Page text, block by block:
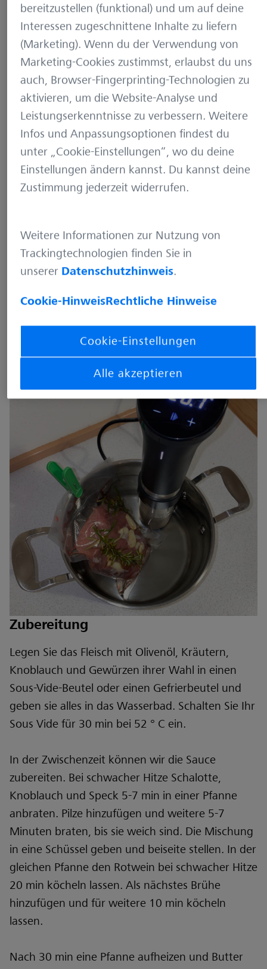
Wildschweinfilet (ca. 300 g)
Frische Kräuter (z.B. Rosmarie)
1 Knoblauchzehe, dünn geschnitten
1 EL Olivenöl
Gewürze je nach Geschmack
Salz und Pfeffer
Butter
Für die Sauce:
0.5 l Rotwein
2 Schalotten
1 Knoblauchzehe
500 g Pilze
10 ml Sahme (optional)
Wildbrühe (oder Rinderbrühe)
Zubereitung
Legen Sie das Fleisch mit Olivenöl, Kräutern,
Knoblauch und Gewürzen ihrer Wahl in einen
Sous-Vide-Beutel oder einen Gefrierbeutel und
geben sie alles in das Wasserbad. Schalten Sie Ihr
Sous Vide für 30 min bei 52 ° C ein.
In der Zwischenzeit können wir die Sauce
zubereiten. Bei schwacher Hitze Schalotte,
Knoblauch und Speck 5-7 min in einer Pfanne
anbraten. Pilze hinzufügen und weitere 5-7
Minuten braten, bis sie weich sind. Die Mischung
in eine Schüssel geben und beiseite stellen. In der
gleichen Pfanne den Rotwein bei schwacher Hitze
20 min köcheln lassen. Als nächstes Brühe
hinzufügen und für weitere 10 min köcheln
lassen.
Nach 30 min eine Pfanne aufheizen und Butter
bereitzustellen (funktional) und um auf deine
Interessen zugeschnittene Inhalte zu liefern
(Marketing). Wenn du der Verwendung von
Marketing-Cookies zustimmst, erlaubst du uns
auch, Browser-Fingerprinting-Technologien zu
aktivieren, um die Website-Analyse und
Leistungserkenntnisse zu verbessern. Weitere
Infos und Anpassungsoptionen findest du
unter „Cookie-Einstellungen“, wo du deine
Einstellungen ändern kannst. Du kannst deine
Zustimmung jederzeit widerrufen.
Weitere Informationen zur Nutzung von
Trackingtechnologien finden Sie in
unserer Datenschutzhinweis.
Cookie-HinweisRechtliche Hinweise
Cookie-Einstellungen
Alle akzeptieren